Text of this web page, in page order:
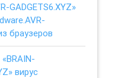
GADGETS6.XYZ»
браузеров
вирус